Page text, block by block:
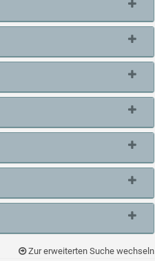
Zur erweiterten Suche wechseln